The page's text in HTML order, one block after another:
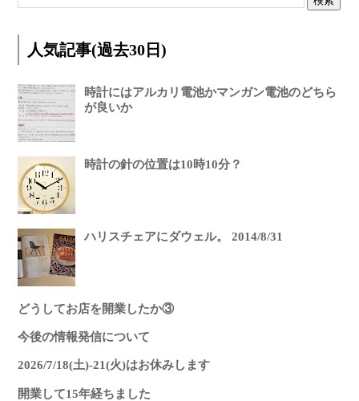
人気記事(過去30日)
時計にはアルカリ電池かマンガン電池のどちら
が良いか
時計の針の位置は10時10分？
ハリスチェアにダウェル。 2014/8/31
どうしてお店を開業したか③
今後の情報発信について
2026/7/18(土)-21(火)はお休みします
開業して15年経ちました